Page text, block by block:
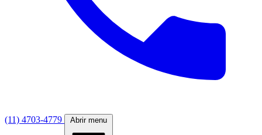
(11) 4703-4779 Abrir menu